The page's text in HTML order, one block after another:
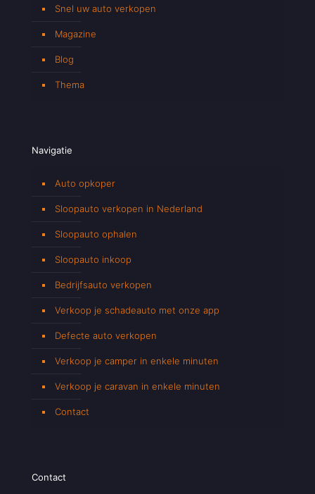
Snel uw auto verkopen
Magazine
Blog
Thema
Navigatie
Auto opkoper
Sloopauto verkopen in Nederland
Sloopauto ophalen
Sloopauto inkoop
Bedrijfsauto verkopen
Verkoop je schadeauto met onze app
Defecte auto verkopen
Verkoop je camper in enkele minuten
Verkoop je caravan in enkele minuten
Contact
Contact